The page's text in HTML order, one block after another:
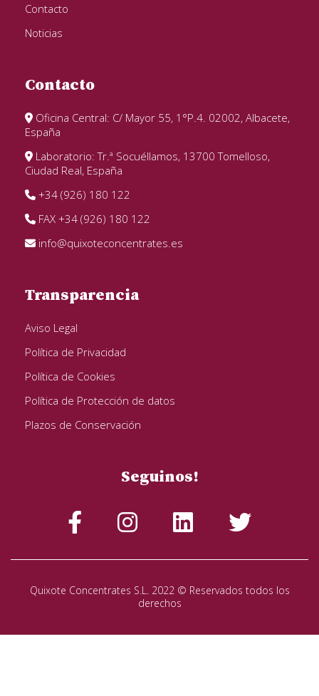
Contacto
Noticias
Contacto
Oficina Central: C/ Mayor 55, 1°P.4. 02002, Albacete,
España
Laboratorio: Tr.ª Socuéllamos, 13700 Tomelloso,
Ciudad Real, España
+34 (926) 180 122
FAX +34 (926) 180 122
info@quixoteconcentrates.es
Transparencia
Aviso Legal
Política de Privacidad
Política de Cookies
Política de Protección de datos
Plazos de Conservación
Seguinos!
Quixote Concentrates S.L. 2022 © Reservados todos los
derechos